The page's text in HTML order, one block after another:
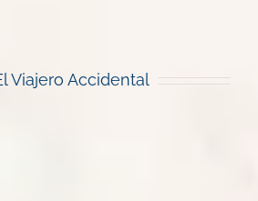
Viajero Accidental